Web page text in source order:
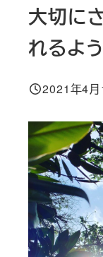
大切に
れるよ
投稿日
2021年4月